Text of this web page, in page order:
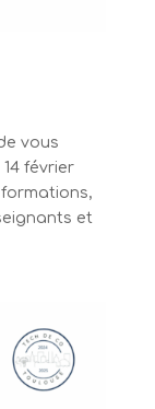
vous
février
formations,
et